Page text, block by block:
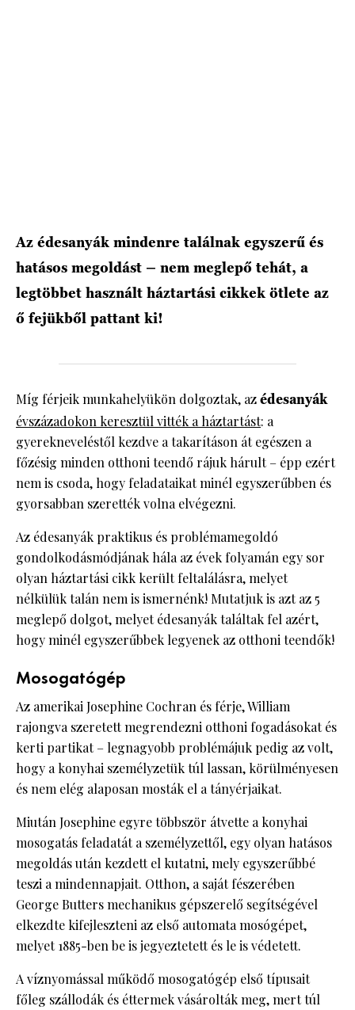
Az édesanyák mindenre találnak egyszerű és
hatásos megoldást – nem meglepő tehát, a
legtöbbet használt háztartási cikkek ötlete az
ő fejükből pattant ki!
Míg férjeik munkahelyükön dolgoztak, azédesanyák
évszázadokon keresztül vitték a háztartást: a
gyerekneveléstől kezdve a takarításon át egészen a
főzésig minden otthoni teendő rájuk hárult – épp ezért
nem is csoda, hogy feladataikat minél egyszerűbben és
gyorsabban szerették volna elvégezni.
Az édesanyák praktikus és problémamegoldó
gondolkodásmódjának hála az évek folyamán egy sor
olyan háztartási cikk került feltalálásra, melyet
nélkülük talán nem is ismernénk! Mutatjuk is azt az 5
meglepő dolgot, melyet édesanyák találtak fel azért,
hogy minél egyszerűbbek legyenek az otthoni teendők!
Mosogatógép
Az amerikai Josephine Cochran és férje, William
rajongva szeretett megrendezni otthoni fogadásokat és
kerti partikat – legnagyobb problémájuk pedig az volt,
hogy a konyhai személyzetük túl lassan, körülményesen
és nem elég alaposan mosták el a tányérjaikat.
Miután Josephine egyre többször átvette a konyhai
mosogatás feladatát a személyzettől, egy olyan hatásos
megoldás után kezdett el kutatni, mely egyszerűbbé
teszi a mindennapjait. Otthon, a saját fészerében
George Butters mechanikus gépszerelő segítségével
elkezdte kifejleszteni az első automata mosógépet,
melyet 1885-ben be is jegyeztetett és le is védetett.
A víznyomással működő mosogatógép első típusait
főleg szállodák és éttermek vásárolták meg, mert túl